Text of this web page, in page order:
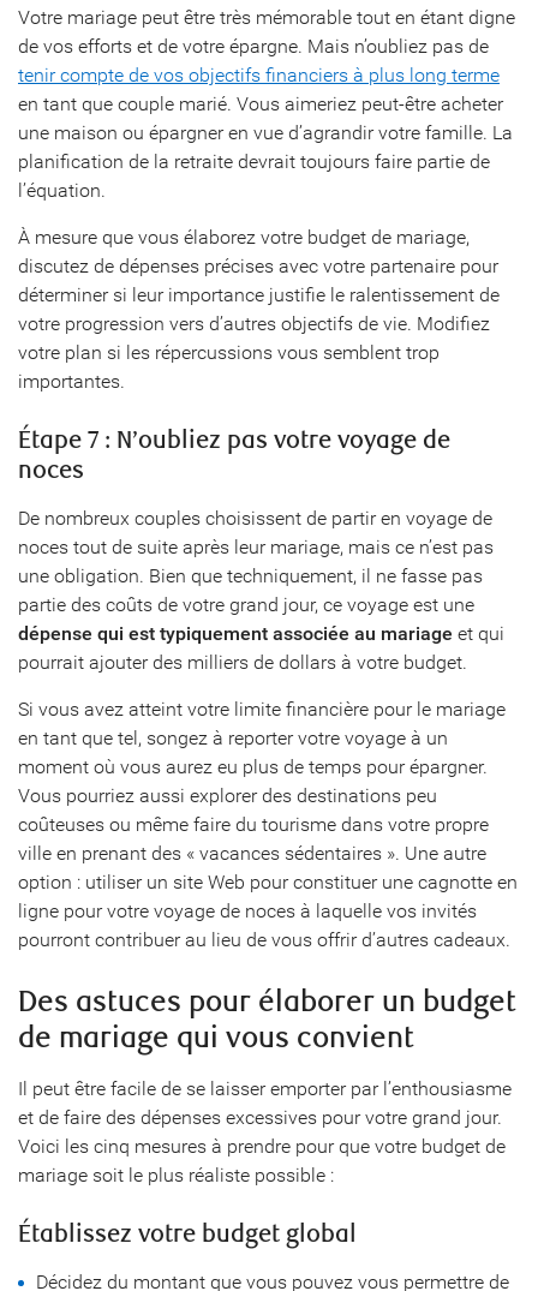
Votre mariage peut être très mémorable tout en étant digne
de vos efforts et de votre épargne. Mais n’oubliez pas de
tenir compte de vos objectifs financiers à plus long terme
en tant que couple marié. Vous aimeriez peut-être acheter
une maison ou épargner en vue d’agrandir votre famille. La
planification de la retraite devrait toujours faire partie de
l’équation.
À mesure que vous élaborez votre budget de mariage,
discutez de dépenses précises avec votre partenaire pour
déterminer si leur importance justifie le ralentissement de
votre progression vers d’autres objectifs de vie. Modifiez
votre plan si les répercussions vous semblent trop
importantes.
Étape 7 : N’oubliez pas votre voyage de
noces
De nombreux couples choisissent de partir en voyage de
noces tout de suite après leur mariage, mais ce n’est pas
une obligation. Bien que techniquement, il ne fasse pas
partie des coûts de votre grand jour, ce voyage est une
dépense qui est typiquement associée au mariage et qui
pourrait ajouter des milliers de dollars à votre budget.
Si vous avez atteint votre limite financière pour le mariage
en tant que tel, songez à reporter votre voyage à un
moment où vous aurez eu plus de temps pour épargner.
Vous pourriez aussi explorer des destinations peu
coûteuses ou même faire du tourisme dans votre propre
ville en prenant des « vacances sédentaires ». Une autre
option : utiliser un site Web pour constituer une cagnotte en
ligne pour votre voyage de noces à laquelle vos invités
pourront contribuer au lieu de vous offrir d’autres cadeaux.
Des astuces pour élaborer un budget
de mariage qui vous convient
Il peut être facile de se laisser emporter par l’enthousiasme
et de faire des dépenses excessives pour votre grand jour.
Voici les cinq mesures à prendre pour que votre budget de
mariage soit le plus réaliste possible :
Établissez votre budget global
Décidez du montant que vous pouvez vous permettre de